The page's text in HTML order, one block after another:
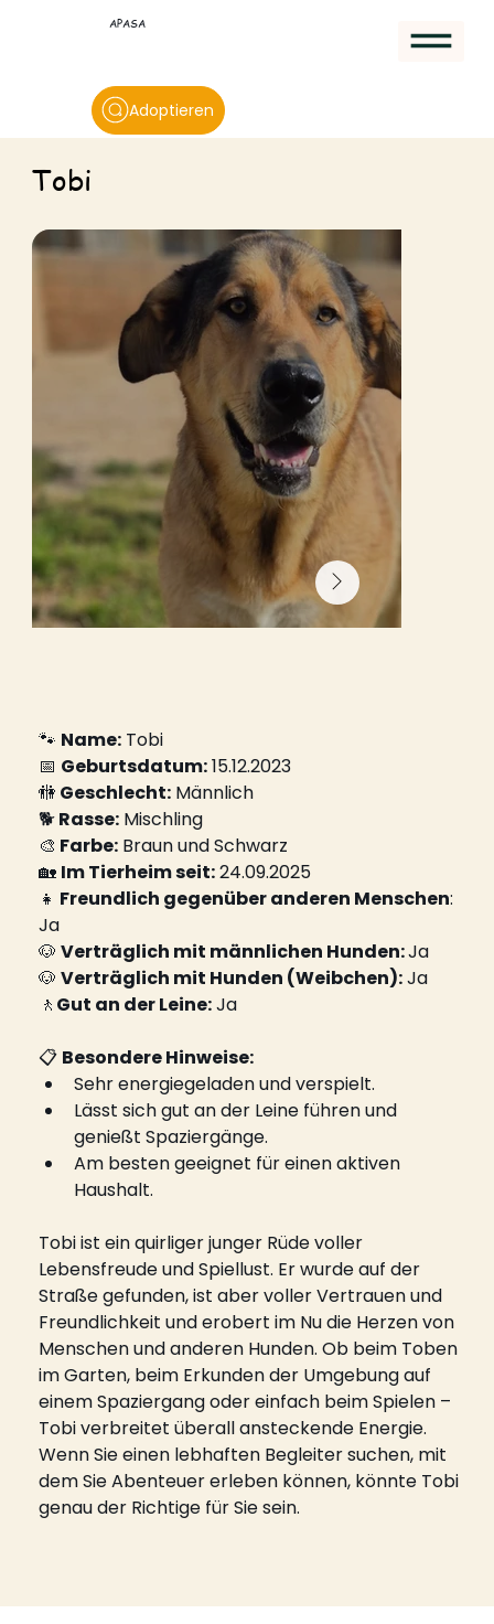
APASA
Adoptieren
Tobi
🐾 Name: Tobi
📅 Geburtsdatum: 15.12.2023
🚻 Geschlecht: Männlich
🐕 Rasse: Mischling
🎨 Farbe: Braun und Schwarz
🏡 Im Tierheim seit: 24.09.2025
👧 Freundlich gegenüber anderen Menschen:
Ja
🐶 Verträglich mit männlichen Hunden: Ja
🐶 Verträglich mit Hunden (Weibchen): Ja
🚶 Gut an der Leine: Ja
📋 Besondere Hinweise:
Sehr energiegeladen und verspielt.
Lässt sich gut an der Leine führen und
genießt Spaziergänge.
Am besten geeignet für einen aktiven
Haushalt.
Tobi ist ein quirliger junger Rüde voller
Lebensfreude und Spiellust. Er wurde auf der
Straße gefunden, ist aber voller Vertrauen und
Freundlichkeit und erobert im Nu die Herzen von
Menschen und anderen Hunden. Ob beim Toben
im Garten, beim Erkunden der Umgebung auf
einem Spaziergang oder einfach beim Spielen –
Tobi verbreitet überall ansteckende Energie.
Wenn Sie einen lebhaften Begleiter suchen, mit
dem Sie Abenteuer erleben können, könnte Tobi
genau der Richtige für Sie sein.